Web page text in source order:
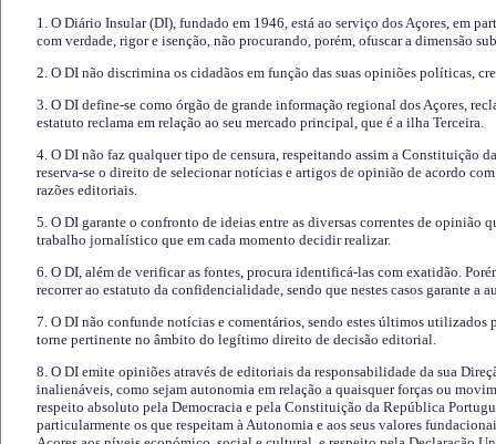
1. O Diário Insular (DI), fundado em 1946, está ao serviço dos Açores, em
com verdade, rigor e isenção, não procurando, porém, ofuscar a dimensão
2. O DI não discrimina os cidadãos em função das suas opiniões políticas,
3. O DI define-se como órgão de grande informação regional dos Açores,
estatuto reclama em relação ao seu mercado principal, que é a ilha Terceira.
4. O DI não faz qualquer tipo de censura, respeitando assim a Constituição
reserva-se o direito de selecionar notícias e artigos de opinião de acordo
razões editoriais.
5. O DI garante o confronto de ideias entre as diversas correntes de opinião
trabalho jornalístico que em cada momento decidir realizar.
6. O DI, além de verificar as fontes, procura identificá-las com exatidão.
recorrer ao estatuto da confidencialidade, sendo que nestes casos garante a
7. O DI não confunde notícias e comentários, sendo estes últimos utilizados
torne pertinente no âmbito do legítimo direito de decisão editorial.
8. O DI emite opiniões através de editoriais da responsabilidade da sua
inalienáveis, como sejam autonomia em relação a quaisquer forças ou
respeito absoluto pela Democracia e pela Constituição da República
particularmente os que respeitam à Autonomia e aos seus valores